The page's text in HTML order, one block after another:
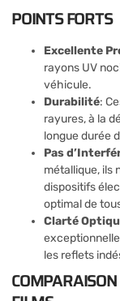
POINTS FORTS
Excellente
rayons UV
véhicule.
Durabilité:
rayures, à la
longue durée
Pas
métallique, ils
dispositifs
optimal de
Clarté
les reflets